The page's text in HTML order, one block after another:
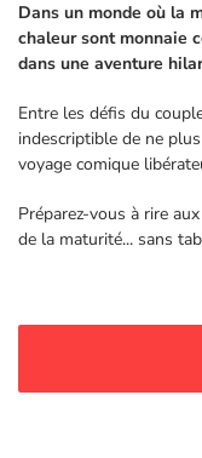
Dans un monde où la
chaleur sont monnaie
dans une aventure
Entre les défis du
indescriptible de ne
voyage comique
Préparez-vous à rire
de la maturité... sans